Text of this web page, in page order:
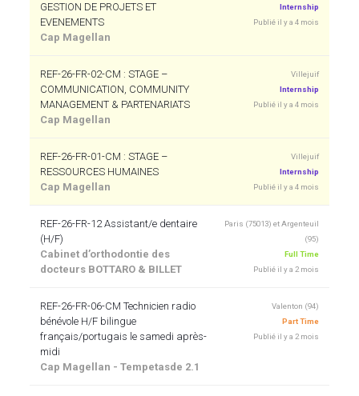
GESTION DE PROJETS ET
EVENEMENTS
Cap Magellan
Internship
Publié il y a 4 mois
REF-26-FR-02-CM : STAGE –
COMMUNICATION, COMMUNITY
MANAGEMENT & PARTENARIATS
Cap Magellan
Villejuif
Internship
Publié il y a 4 mois
REF-26-FR-01-CM : STAGE –
RESSOURCES HUMAINES
Cap Magellan
Villejuif
Internship
Publié il y a 4 mois
REF-26-FR-12 Assistant/e dentaire
(H/F)
Cabinet d’orthodontie des
docteurs BOTTARO & BILLET
Paris (75013) et Argenteuil
(95)
Full Time
Publié il y a 2 mois
REF-26-FR-06-CM Technicien radio
bénévole H/F bilingue
français/portugais le samedi après-
midi
Cap Magellan - Tempetasde 2.1
Valenton (94)
Part Time
Publié il y a 2 mois